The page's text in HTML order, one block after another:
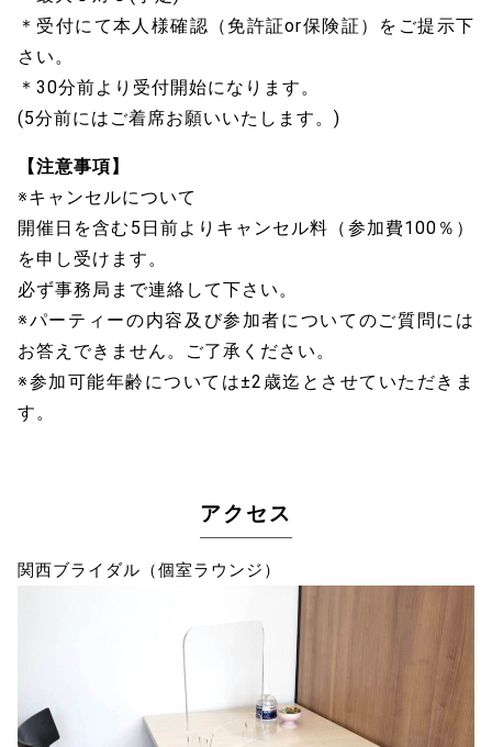
＊受付にて本人様確認（免許証or保険証）をご提示下
さい。
＊30分前より受付開始になります。
(5分前にはご着席お願いいたします。)
【注意事項】
※キャンセルについて
開催日を含む5日前よりキャンセル料（参加費100％）
を申し受けます。
必ず事務局まで連絡して下さい。
※パーティーの内容及び参加者についてのご質問には
お答えできません。ご了承ください。
※参加可能年齢については±2歳迄とさせていただきま
す。
アクセス
関西ブライダル（個室ラウンジ）